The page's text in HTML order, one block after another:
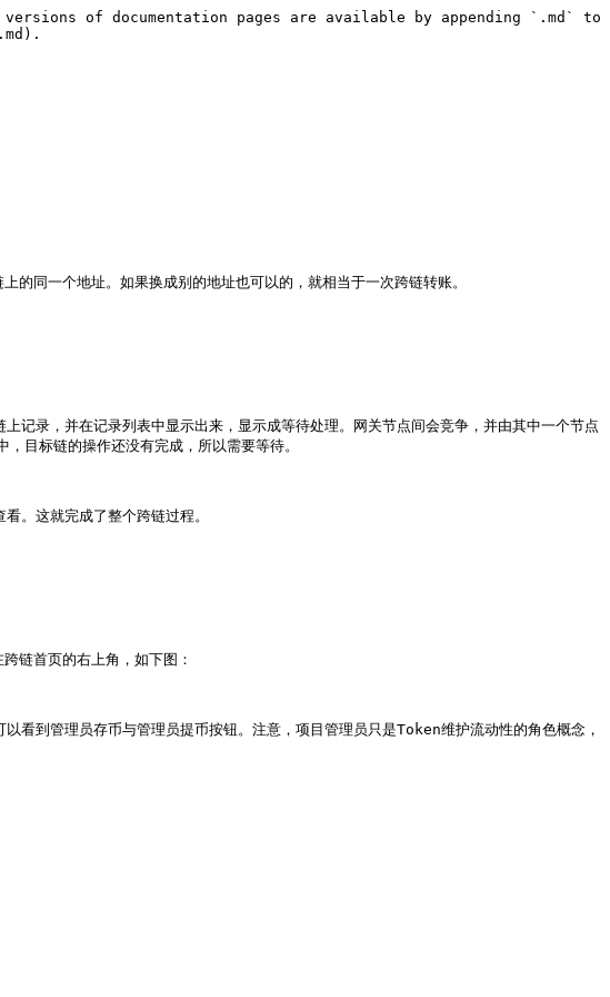
of documentation pages are available by appending `.md` to
的同一个地址。如果换成别的地址也可以的，就相当于一次跨链转账。
记录，并在记录列表中显示出来，显示成等待处理。网关节点间会竞争，并由其中一个节点
目标链的操作还没有完成，所以需要等待。
。这就完成了整个跨链过程。
链首页的右上角，如下图：
看到管理员存币与管理员提币按钮。注意，项目管理员只是Token维护流动性的角色概念，